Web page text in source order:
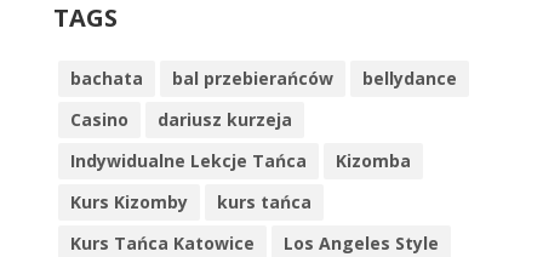
TAGS
bachata bal przebierańców
bellydance
Casino
dariusz kurzeja
Indywidualne Lekcje Tańca
Kizomba
Kurs Kizomby
kurs tańca
Kurs Tańca Katowice
Los Angeles Style